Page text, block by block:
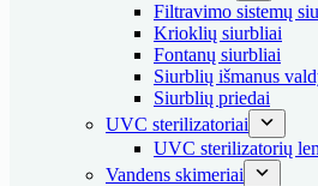
Filtravimo sistemų
Krioklių siurbliai
Fontanų siurbliai
Siurblių išmanus
Siurblių priedai
UVC sterilizatoriai
UVC sterilizatorių
Vandens skimeriai